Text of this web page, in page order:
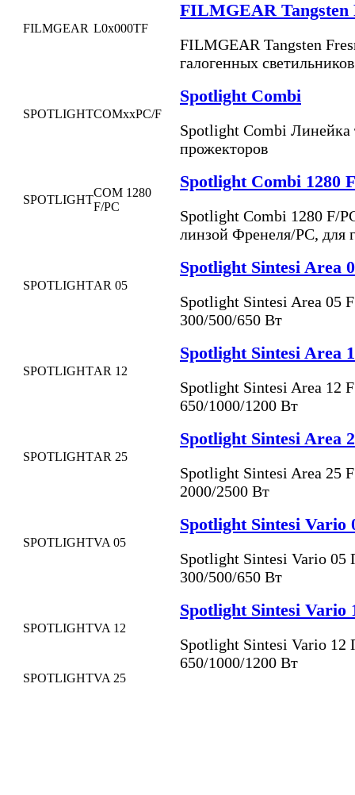
FILMGEAR L0x000TF
FILMGEAR Tangsten
FILMGEAR Tangsten
галогенных
SPOTLIGHTCOMxxPC/F
Spotlight Combi
Spotlight Combi Линейка
прожекторов
SPOTLIGHT
COM 1280
F/PC
Spotlight Combi 1280
Spotlight Combi 1280 F/
линзой Френеля/PC, для
SPOTLIGHTAR 05
Spotlight Sintesi Area
Spotlight Sintesi Area 05
300/500/650 Вт
SPOTLIGHTAR 12
Spotlight Sintesi Area
Spotlight Sintesi Area 12
650/1000/1200 Вт
SPOTLIGHTAR 25
Spotlight Sintesi Area
Spotlight Sintesi Area 25
2000/2500 Вт
SPOTLIGHTVA 05
Spotlight Sintesi Vario
Spotlight Sintesi Vario 05
300/500/650 Вт
SPOTLIGHTVA 12
Spotlight Sintesi Vario
Spotlight Sintesi Vario 12
650/1000/1200 Вт
SPOTLIGHTVA 25